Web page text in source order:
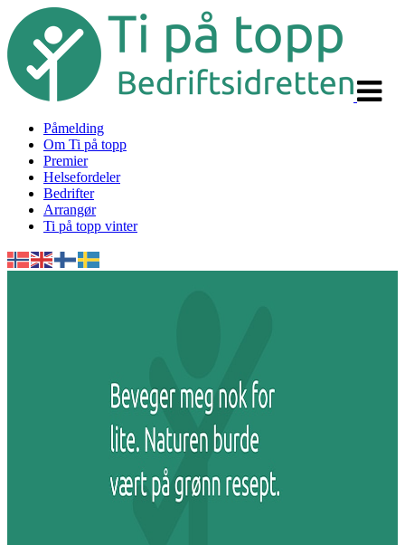
Påmelding
Om Ti på topp
Premier
Helsefordeler
Bedrifter
Arrangør
Ti på topp vinter